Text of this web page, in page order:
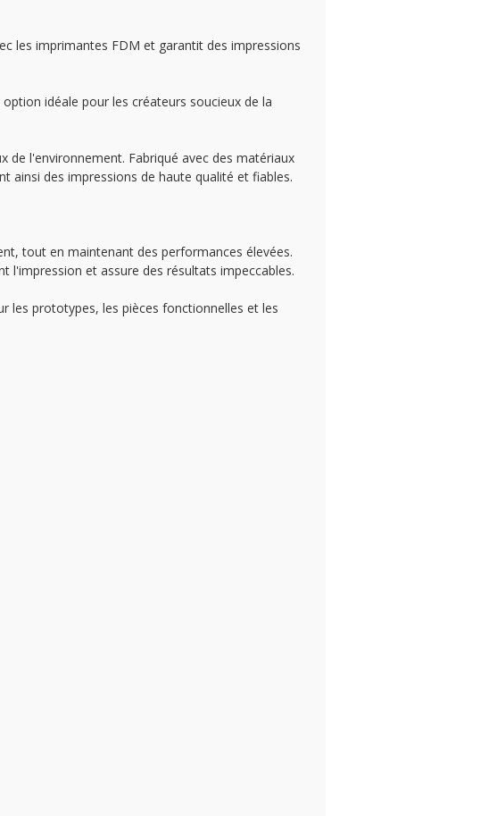
les imprimantes FDM et garantit des impressions
idéale pour les créateurs soucieux de la
l'environnement. Fabriqué avec des matériaux
ainsi des impressions de haute qualité et fiables.
tout en maintenant des performances élevées.
l'impression et assure des résultats impeccables.
les prototypes, les pièces fonctionnelles et les